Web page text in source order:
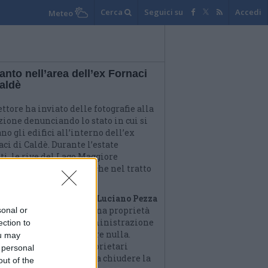
or
to
may
of the
Meteo Cerca Seguici su Accedi
nell’area dell’ex Fornaci
ha inviato delle fotografie alla
denunciando lo stato in cui si
gli edifici all’interno dell’ex
di Caldè. Durante l’estate
le rive del Lago Maggiore
meta di tanti anche nel tratto
proprietà privata.
spiega il vicesindaco Luciano Pezza
: «Ricordiamo che è una proprietà
e quindi, come amministrazione
non possiamo fare nulla.
in contatto con i proprietari
affinchè provveda a chiudere la